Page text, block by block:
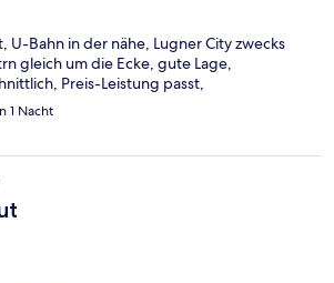
U-Bahn in der nähe, Lugner City zwecks
gleich um die Ecke, gute Lage,
Preis-Leistung passt,
1 Nacht